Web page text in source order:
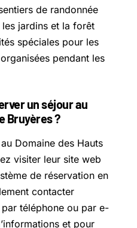
de randonnée
jardins et la forêt
spéciales pour les
pendant les
un séjour au
Bruyères ?
Domaine des Hauts
visiter leur site web
de réservation en
contacter
téléphone ou par e-
et pour